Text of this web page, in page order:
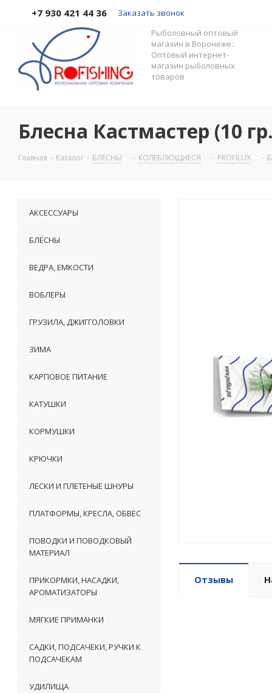
+7 930 421 44 36 Заказать звонок
Рыболовный оптовый
магазин в Воронеже:.
Оптовый интернет-
магазин рыболовных
товаров
Блесна Кастмастер (10
Главная - Каталог - БЛЁСНЫ - КОЛЕБЛЮЩИЕСЯ - PROFILUX -
Отзывы
АКСЕССУАРЫ
БЛЁСНЫ
ВЕДРА, ЕМКОСТИ
ВОБЛЕРЫ
ГРУЗИЛА, ДЖИГГОЛОВКИ
ЗИМА
КАРПОВОЕ ПИТАНИЕ
КАТУШКИ
КОРМУШКИ
КРЮЧКИ
ЛЕСКИ И ПЛЕТЕНЫЕ ШНУРЫ
ПЛАТФОРМЫ, КРЕСЛА, ОБВЕС
ПОВОДКИ И ПОВОДКОВЫЙ
МАТЕРИАЛ
ПРИКОРМКИ, НАСАДКИ,
АРОМАТИЗАТОРЫ
МЯГКИЕ ПРИМАНКИ
САДКИ, ПОДСАЧЕКИ, РУЧКИ К
ПОДСАЧЕКАМ
УДИЛИЩА